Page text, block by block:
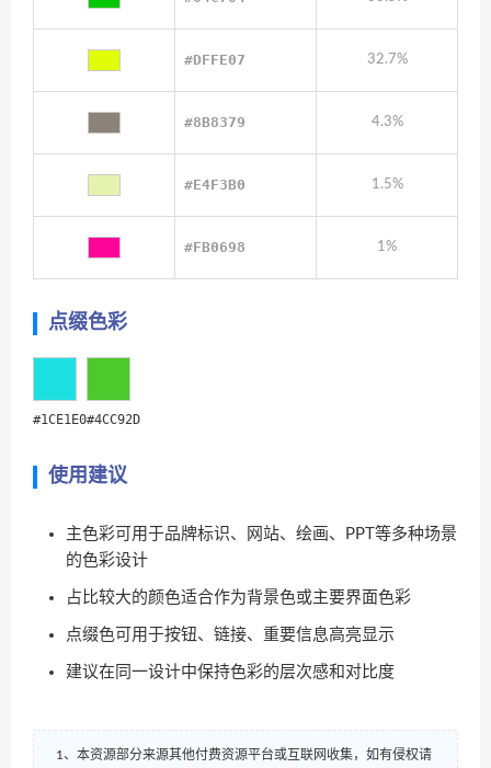
#DFFE07 32.7%
#8B8379 4.3%
#E4F3B0 1.5%
#FB0698 1%
点缀色彩
#1CE1E0#4CC92D
使用建议
主色彩可用于品牌标识、网站、绘画、PPT等多种场景
的色彩设计
占比较大的颜色适合作为背景色或主要界面色彩
点缀色可用于按钮、链接、重要信息高亮显示
建议在同一设计中保持色彩的层次感和对比度
1、本资源部分来源其他付费资源平台或互联网收集，如有侵权请